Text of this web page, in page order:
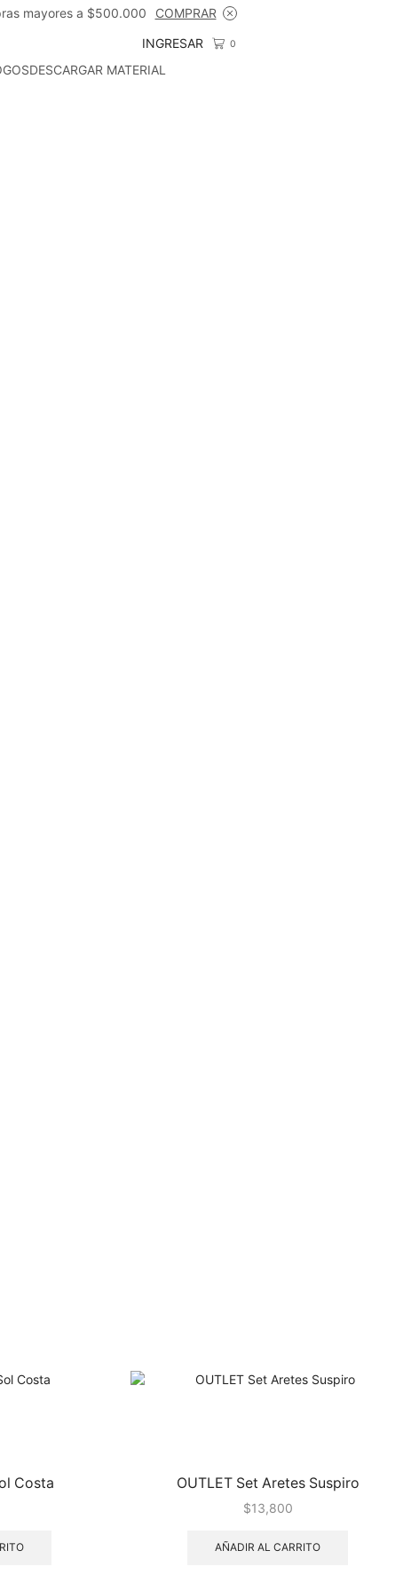
mayores a $500.000 COMPRAR
INGRESAR 0
DESCARGAR MATERIAL
Costa OUTLET Set Aretes Suspiro
$13,800
AÑADIR AL CARRITO